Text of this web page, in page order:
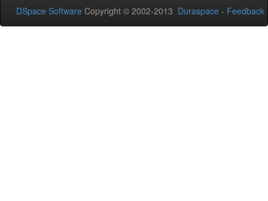
DSpace Software Copyright © 2002-2013 Duraspace - Feedback